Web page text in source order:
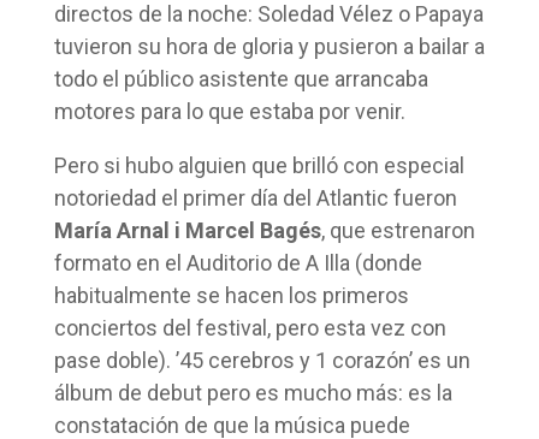
directos de la noche: Soledad Vélez o Papaya
tuvieron su hora de gloria y pusieron a bailar a
todo el público asistente que arrancaba
motores para lo que estaba por venir.
Pero si hubo alguien que brilló con especial
notoriedad el primer día del Atlantic fueron
María Arnal i Marcel Bagés, que estrenaron
formato en el Auditorio de A Illa (donde
habitualmente se hacen los primeros
conciertos del festival, pero esta vez con
pase doble). ’45 cerebros y 1 corazón’ es un
álbum de debut pero es mucho más: es la
constatación de que la música puede